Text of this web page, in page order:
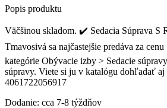
Popis produktu
Väčšinou skladom. ✔️ Sedacia Súprava S
Tmavosivá sa najčastejšie predáva za
kategórie Obývacie izby > Sedacie
súpravy. Viete si ju v katalógu dohľadať
4061722056917
Dodanie: cca 7-8 týždňov